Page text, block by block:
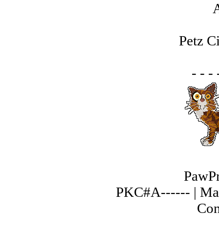
Petz
- - -
PKC#A------ |